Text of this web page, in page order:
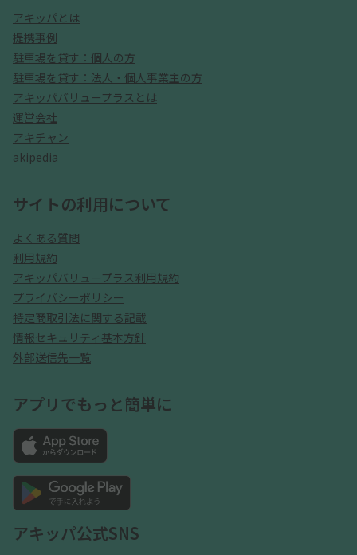
アキッパとは
提携事例
駐車場を貸す：個人の方
駐車場を貸す：法人・個人事業主の方
アキッパバリュープラスとは
運営会社
アキチャン
akipedia
サイトの利用について
よくある質問
利用規約
アキッパバリュープラス利用規約
プライバシーポリシー
特定商取引法に関する記載
情報セキュリティ基本方針
外部送信先一覧
アプリでもっと簡単に
アキッパ公式SNS